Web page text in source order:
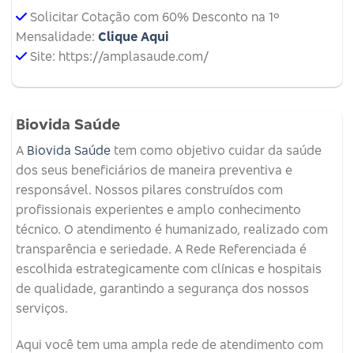
Solicitar Cotação com 60% Desconto na 1º
Mensalidade: Clique Aqui
Site: https://amplasaude.com/
Biovida Saúde
A Biovida Saúde tem como objetivo cuidar da saúde
dos seus beneficiários de maneira preventiva e
responsável. Nossos pilares construídos com
profissionais experientes e amplo conhecimento
técnico. O atendimento é humanizado, realizado com
transparência e seriedade. A Rede Referenciada é
escolhida estrategicamente com clínicas e hospitais
de qualidade, garantindo a segurança dos nossos
serviços.
Aqui você tem uma ampla rede de atendimento com